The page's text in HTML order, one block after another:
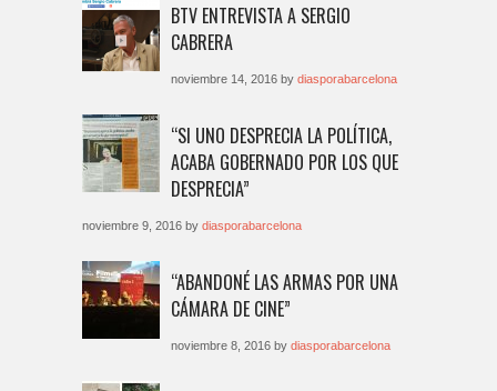
BTV ENTREVISTA A SERGIO
CABRERA
noviembre 14, 2016 by diasporabarcelona
“SI UNO DESPRECIA LA POLÍTICA,
ACABA GOBERNADO POR LOS QUE
DESPRECIA”
noviembre 9, 2016 by diasporabarcelona
“ABANDONÉ LAS ARMAS POR UNA
CÁMARA DE CINE”
noviembre 8, 2016 by diasporabarcelona